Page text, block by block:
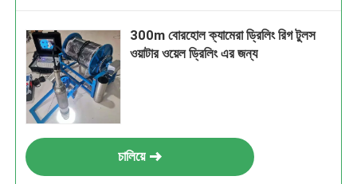
300m বোরহোল ক্যামেরা ড্রিলিং রিগ টুলস
ওয়াটার ওয়েল ড্রিলিং এর জন্য
চালিয়ে